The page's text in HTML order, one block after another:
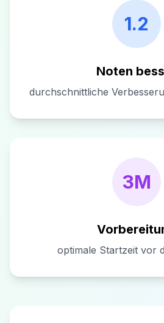
1.2
Noten
durchschnittliche
3M
optimale Startzeit vor